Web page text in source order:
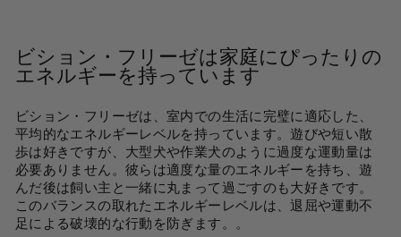
ビション・フリーゼは家庭にぴったりの
エネルギーを持っています
ビション・フリーゼは、室内での生活に完璧に適応した、
平均的なエ​​ネルギーレベルを持っています。遊びや短い散
歩は好きですが、大型犬や作業犬のように過度な運動量は
必要ありません。彼らは適度な量のエネルギーを持ち、遊
んだ後は飼い主と一緒に丸まって過ごすのも大好きです。
このバランスの取れたエネルギーレベルは、退屈や運動不
足による破壊的な行動を防ぎます。 。